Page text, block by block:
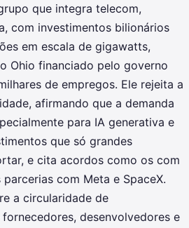
que integra telecom,
com investimentos bilionários
em escala de gigawatts,
Ohio financiado pelo governo
de empregos. Ele rejeita a
afirmando que a demanda
para IA generativa e
que só grandes
e cita acordos como os com
com Meta e SpaceX.
a circularidade de
desenvolvedores e